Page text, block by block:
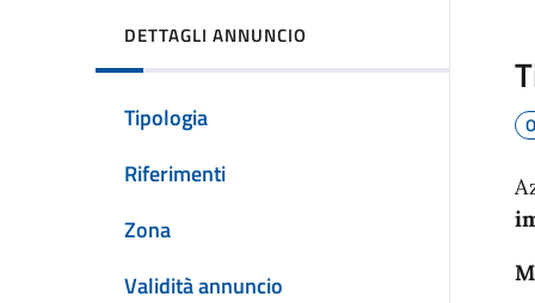
DETTAGLI ANNUNCIO
Tipologia
Riferimenti
Zona
Validità annuncio